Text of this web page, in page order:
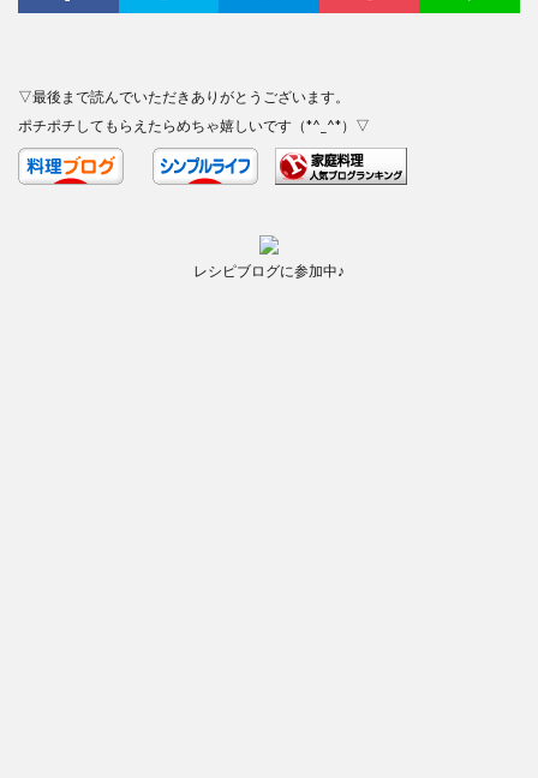
▽最後まで読んでいただきありがとうございます。
ポチポチしてもらえたらめちゃ嬉しいです（*^_^*）▽
レシピブログに参加中♪